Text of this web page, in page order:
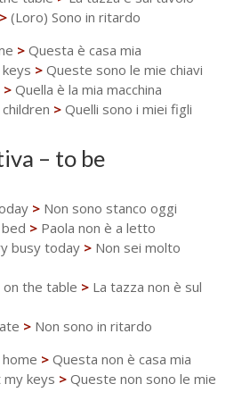
> (Loro) Sono in ritardo
> Questa è casa mia
> Queste sono le mie chiavi
> Quella è la mia macchina
> Quelli sono i miei figli
– to be
> Non sono stanco oggi
> Paola non è a letto
busy today > Non sei molto
on the table > La tazza non è sul
> Non sono in ritardo
> Questa non è casa mia
keys > Queste non sono le mie